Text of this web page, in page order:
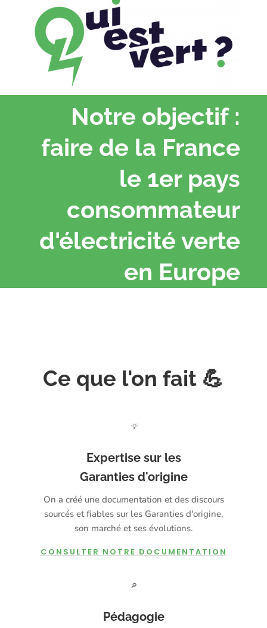
Notre objectif :
faire de la France
le 1er pays
consommateur
d'électricité verte
en Europe
Ce que l'on fait 💪
💡
Expertise sur les
Garanties d'origine
On a créé une documentation et des discours
sourcés et fiables sur les Garanties d'origine,
son marché et ses évolutions.
CONSULTER NOTRE DOCUMENTATION
🔎
Pédagogie